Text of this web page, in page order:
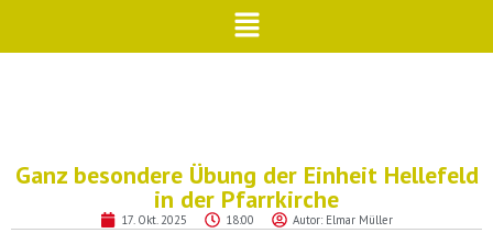
Ganz besondere Übung der Einheit Hellefeld
in der Pfarrkirche
17. Okt. 2025 18:00 Autor: Elmar Müller